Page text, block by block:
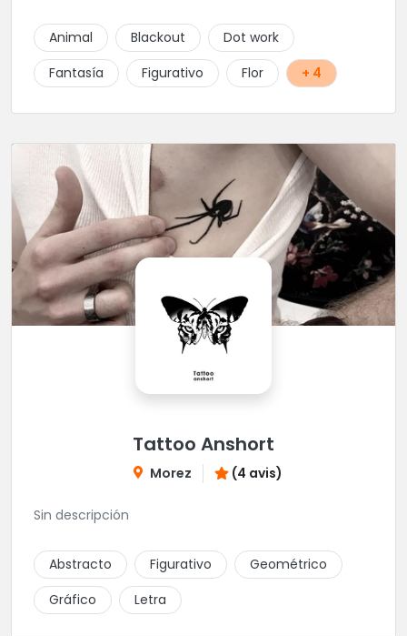
Animal Blackout
Dot work
Fantasía
Figurativo Flor + 4
Tattoo Anshort
Morez (4 avis)
Sin descripción
Abstracto Figurativo
Geométrico
Gráfico
Letra